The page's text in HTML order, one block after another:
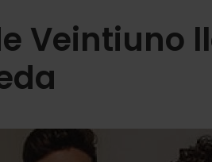
Veintiuno